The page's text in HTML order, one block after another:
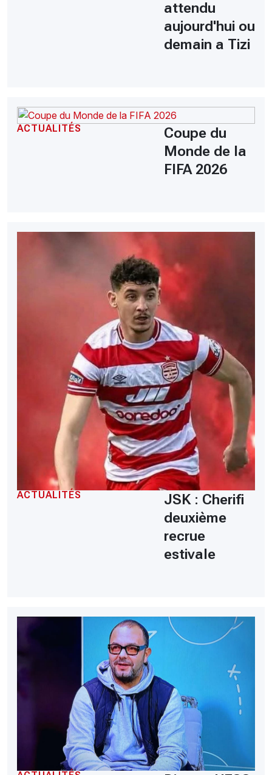
attendu
aujourd'hui ou
demain a Tizi
ACTUALITÉS
Coupe du
Monde de la
FIFA 2026
ACTUALITÉS
JSK : Cherifi
deuxième
recrue
estivale